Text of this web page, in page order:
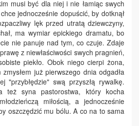
musi być dla niej i nie łamiąc swych
jednocześnie dopuścić, by dotknął
lęk przed utratą dziewczyny,
ma wymiar epickiego dramatu, bo
nie panuje nad tym, co czuje. Zdaje
z niewłaściwości swych pragnień,
piekło. Obok niego cierpi żona,
już pierwszego dnia odgadła
"przybłędzie" swą przyszłą rywalkę.
też syna pastorostwa, który kocha
miłością, a jednocześnie
oszczędzić mu bólu. A co na to sama